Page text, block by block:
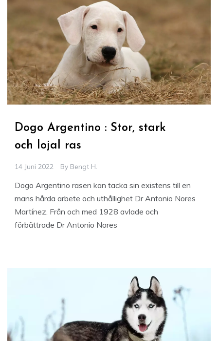
Dogo Argentino : Stor, stark
och lojal ras
14 Juni 2022 By Bengt H.
Dogo Argentino rasen kan tacka sin existens till en
mans hårda arbete och uthållighet Dr Antonio Nores
Martínez. Från och med 1928 avlade och
förbättrade Dr Antonio Nores